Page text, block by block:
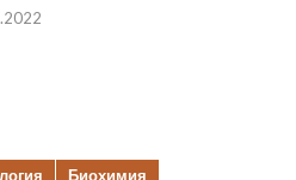
Биохимия